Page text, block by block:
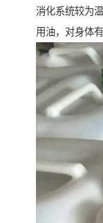
消化系统较为
用油，对身体